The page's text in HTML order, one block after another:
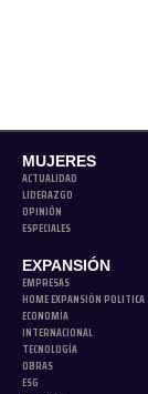
MUJERES
ACTUALIDAD
LIDERAZGO
OPINIÓN
ESPECIALES
EXPANSIÓN
EMPRESAS
HOME EXPANSIÓN POLITICA
ECONOMÍA
INTERNACIONAL
TECNOLOGÍA
OBRAS
ESG